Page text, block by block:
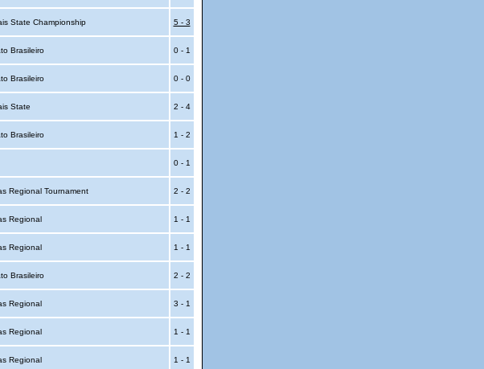
State Championship 5 - 3
Brasileiro 0 - 1
Brasileiro 0 - 0
State 2 - 4
Brasileiro 1 - 2
0 - 1
Regional Tournament 2 - 2
Regional 1 - 1
Regional 1 - 1
Brasileiro 2 - 2
Regional 3 - 1
Regional 1 - 1
Regional 1 - 1